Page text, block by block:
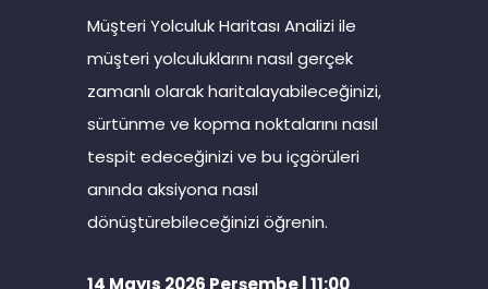
Müşteri Yolculuk Haritası Analizi ile
müşteri yolculuklarını nasıl gerçek
zamanlı olarak haritalayabileceğinizi,
sürtünme ve kopma noktalarını nasıl
tespit edeceğinizi ve bu içgörüleri
anında aksiyona nasıl
dönüştürebileceğinizi öğrenin.
14 Mayıs 2026 Perşembe | 11:00